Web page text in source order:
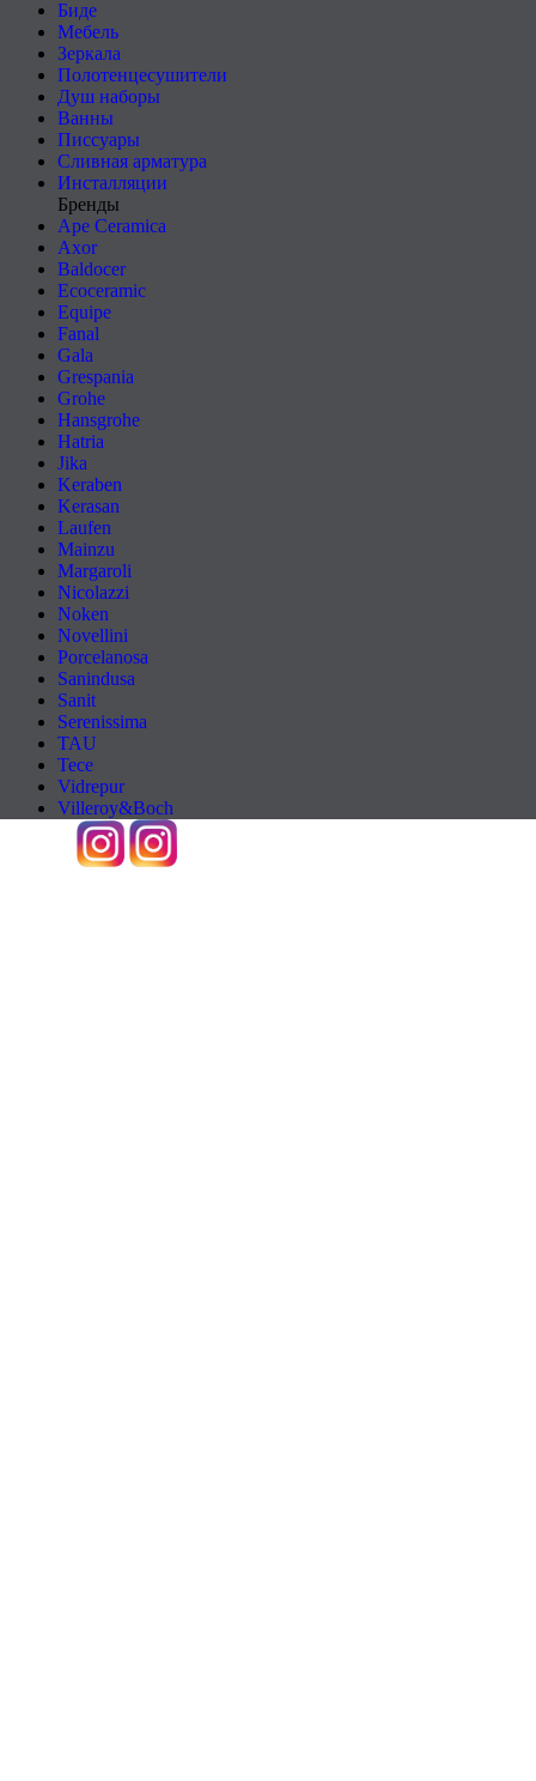
Биде
Мебель
Зеркала
Полотенцесушители
Душ наборы
Ванны
Писсуары
Сливная арматура
Инсталляции
Бренды
Ape Ceramica
Axor
Baldocer
Ecoceramic
Equipe
Fanal
Gala
Grespania
Grohe
Hansgrohe
Hatria
Jika
Keraben
Kerasan
Laufen
Mainzu
Margaroli
Nicolazzi
Noken
Novellini
Porcelanosa
Sanindusa
Sanit
Serenissima
TAU
Tece
Vidrepur
Villeroy&Boch